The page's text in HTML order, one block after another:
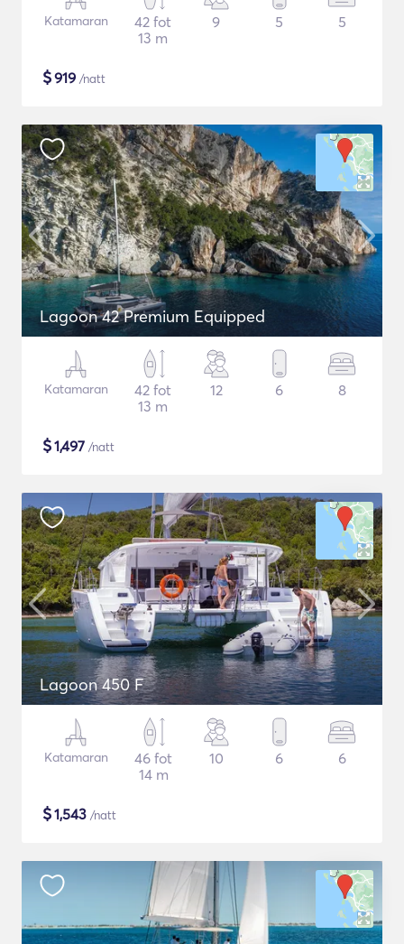
Katamaran
42 fot
13 m
9 5 5
$919 /natt
Lagoon 42 Premium Equipped
Katamaran
42 fot
13 m
12 6 8
$1,497 /natt
Lagoon 450 F
Katamaran
46 fot
14 m
10 6 6
$1,543 /natt